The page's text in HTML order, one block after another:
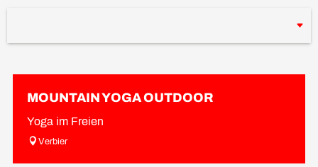
MOUNTAIN YOGA OUTDOOR
Yoga im Freien
Verbier